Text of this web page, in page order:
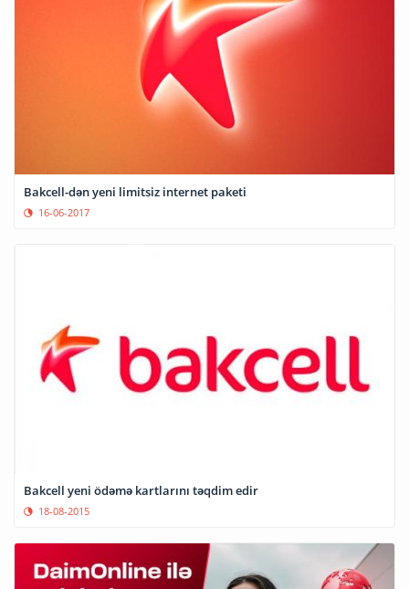
Bakcell-dən yeni limitsiz internet paketi
16-06-2017
Bakcell yeni ödəmə kartlarını təqdim edir
18-08-2015